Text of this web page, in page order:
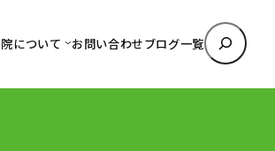
について お問い合わせブログ一覧
検
索